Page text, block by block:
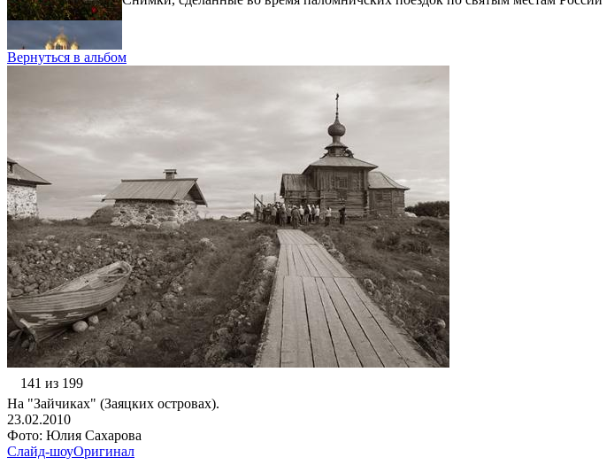
Вернуться в альбом
141 из 199
На "Зайчиках" (Заяцких островах).
23.02.2010
Фото: Юлия Сахарова
Слайд-шоуОригинал